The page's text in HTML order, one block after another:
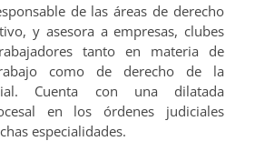
de las áreas de derecho
y asesora a empresas, clubes
tanto en materia de
como de derecho de la
Cuenta con una dilatada
en los órdenes judiciales
especialidades.